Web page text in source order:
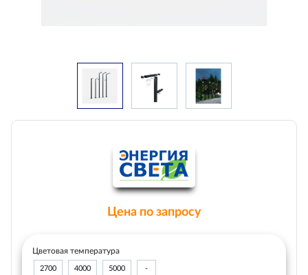
Цена по запросу
Цветовая температура
2700 4000 5000 -